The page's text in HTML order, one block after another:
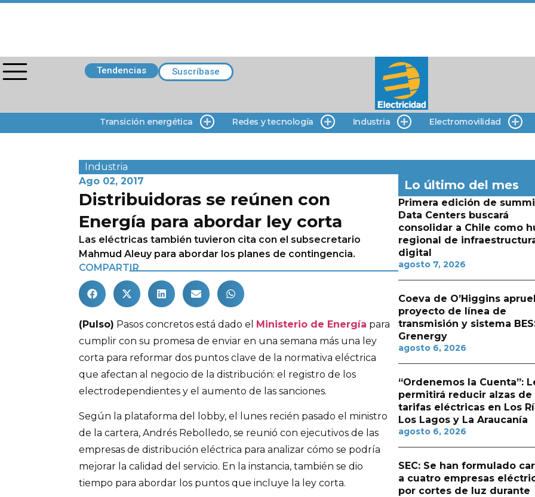
Tendencias Suscríbase
Transición energética Redes y tecnología Industria Electromovilidad
Industria
Ago 02, 2017
Distribuidoras se reúnen con
Energía para abordar ley corta
Las eléctricas también tuvieron cita con el subsecretario
Mahmud Aleuy para abordar los planes de contingencia.
COMPARTIR
(Pulso) Pasos concretos está dado el Ministerio de Energía para
cumplir con su promesa de enviar en una semana más una ley
corta para reformar dos puntos clave de la normativa eléctrica
que afectan al negocio de la distribución: el registro de los
electrodependientes y el aumento de las sanciones.
Según la plataforma del lobby, el lunes recién pasado el ministro
de la cartera, Andrés Rebolledo, se reunió con ejecutivos de las
empresas de distribución eléctrica para analizar cómo se podría
mejorar la calidad del servicio. En la instancia, también se dio
tiempo para abordar los puntos que incluye la ley corta.
Lo último del mes
Primera edición de
Data Centers buscará
consolidar a Chile como
regional de
digital
agosto 7, 2026
Coeva de O’Higgins
proyecto de línea de
transmisión y sistema
Grenergy
agosto 6, 2026
“Ordenemos la Cuenta”:
permitirá reducir alzas de
tarifas eléctricas en Los
Los Lagos y La Araucanía
agosto 6, 2026
SEC: Se han formulado
a cuatro empresas
por cortes de luz durante